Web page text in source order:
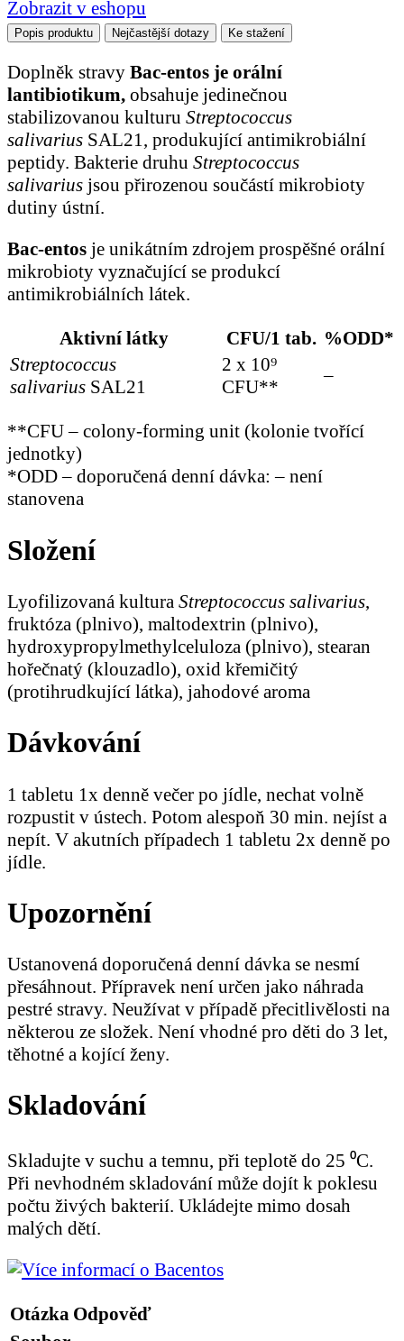
Zobrazit v eshopu
Popis produktu Nejčastější dotazy Ke stažení
Doplněk stravy Bac-entos je orální
lantibiotikum, obsahuje jedinečnou
stabilizovanou kulturu Streptococcus
salivarius SAL21, produkující antimikrobiální
peptidy. Bakterie druhu Streptococcus
salivarius jsou přirozenou součástí mikrobioty
dutiny ústní.
Bac-entos je unikátním zdrojem prospěšné orální
mikrobioty vyznačující se produkcí
antimikrobiálních látek.
Aktivní látky CFU/1 tab. %ODD*
Streptococcus
salivarius SAL21
2 x 10⁹
CFU**
–
**CFU – colony-forming unit (kolonie tvořící
jednotky)
*ODD – doporučená denní dávka: – není
stanovena
Složení
Lyofilizovaná kultura Streptococcus salivarius,
fruktóza (plnivo), maltodextrin (plnivo),
hydroxypropylmethylceluloza (plnivo), stearan
hořečnatý (klouzadlo), oxid křemičitý
(protihrudkující látka), jahodové aroma
Dávkování
1 tabletu 1x denně večer po jídle, nechat volně
rozpustit v ústech. Potom alespoň 30 min. nejíst a
nepít. V akutních případech 1 tabletu 2x denně po
jídle.
Upozornění
Ustanovená doporučená denní dávka se nesmí
přesáhnout. Přípravek není určen jako náhrada
pestré stravy. Neužívat v případě přecitlivělosti na
některou ze složek. Není vhodné pro děti do 3 let,
těhotné a kojící ženy.
Skladování
Skladujte v suchu a temnu, při teplotě do 25 ⁰C.
Při nevhodném skladování může dojít k poklesu
počtu živých bakterií. Ukládejte mimo dosah
malých dětí.
Otázka Odpověď